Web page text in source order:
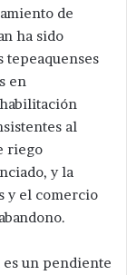
de
ha sido
tepeaquenses
en
al
riego
y la
y el comercio
es un pendiente